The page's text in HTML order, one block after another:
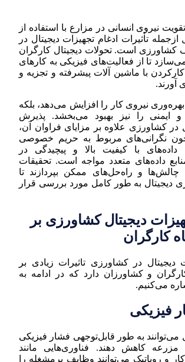
نیروی انسانی در مزارع با استفاده از
ازجمله تأثیرات ادغام تجهیزات دیجیتال در
کشاورزی است. تحولات دیجیتال کارگران
تا از فعالیت‌های فیزیکی به کارهای
کارکردن با ماشین آلات پیشرفته و تجزیه و
آورند.
بهره‌وری نیروی کار را افزایش می‌دهد، بلکه
ایمنی را نیز بهبود می‌بخشد. پذیرش
در کشاورزی علاوه بر مزایای فراوان آن،
نگرانی‌های مربوط به حریم خصوصی
داده‌های با کیفیت بالا و پیچیدگی در
داده‌های متعدد مواجه است. تحقیقات
چالش‌ها و راه‌حل‌های ممکن بپردازند تا
دیجیتال به طور کامل مورد بررسی قرار
دیجیتال کشاورزی بر
کارگران
دیجیتال در کشاورزی تاثیرات زیادی بر
و کشاورزان دارد که در ادامه به
می‌کنیم.
فیزیکی
می‌توانند به طور قابل‌توجهی فشار فیزیکی
مزرعه کاهش دهند. فناوری‌هایی مانند
و روباتیک می‌توانند وظایف پرمشغله را